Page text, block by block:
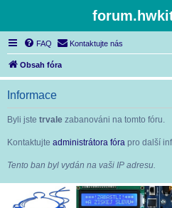
FAQ Kontaktujte nás
Obsah fóra
Informace
Byli jste trvale zabanováni na tomto fóru.
Kontaktujte administrátora fóra pro další
Tento ban byl vydán na vaši IP adresu.